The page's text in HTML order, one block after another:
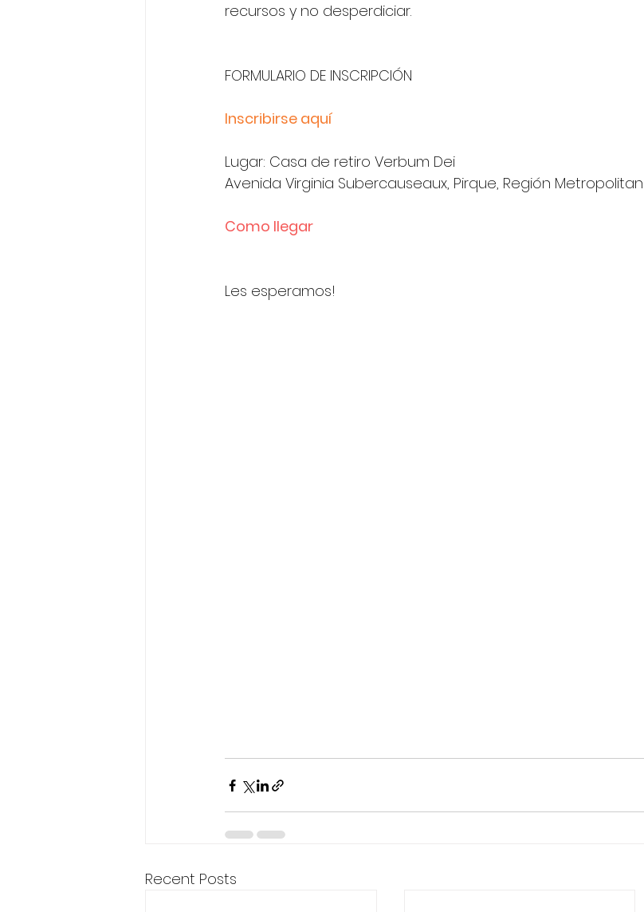
recursos y no desperdiciar.
FORMULARIO DE INSCRIPCIÓN
Inscribirse aquí
Lugar: Casa de retiro Verbum Dei
Avenida Virginia Subercauseaux, Pirque, Región
Como llegar
Les esperamos!
Recent Posts